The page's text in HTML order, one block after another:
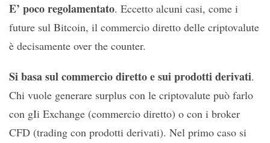
E’ poco regolamentato. Eccetto alcuni casi, come i
future sul Bitcoin, il commercio diretto delle criptovalute
è decisamente over the counter.
Si basa sul commercio diretto e sui prodotti derivati.
Chi vuole generare surplus con le criptovalute può farlo
con gIi Exchange (commercio diretto) o con i broker
CFD (trading con prodotti derivati). Nel primo caso si